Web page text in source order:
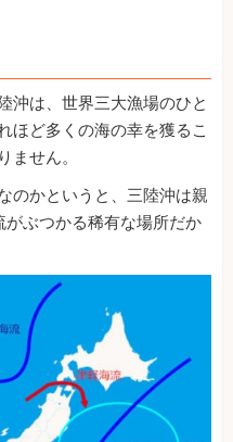
沖は、世界三大漁場のひと
ほど多くの海の幸を獲るこ
ません。
のかというと、三陸沖は親
ぶつかる稀有な場所だか